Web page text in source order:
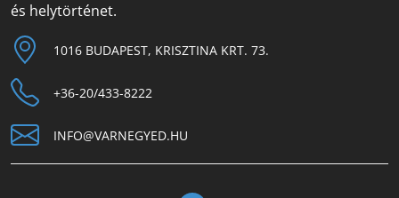
és helytörténet.
1016 BUDAPEST, KRISZTINA KRT. 73.
+36-20/433-8222
INFO@VARNEGYED.HU